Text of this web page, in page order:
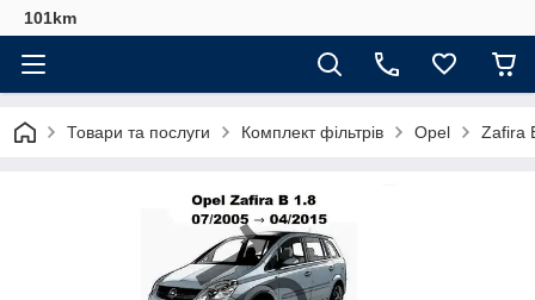
101km
Товари та послуги Комплект фільтрів Opel Zafira